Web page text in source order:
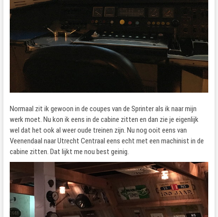
Normaal zit ik gewoon in de coupes van de Sprinter als ik naar mijn
werk moet. Nu kon ik eens in de cabine zitten en dan zie je eigenlijk
wel dat het ook al weer oude treinen zijn. Nu nog ooit eens van
Veenendaal naar Utrecht Centraal eens echt met een machinist in de
cabine zitten. Dat lijkt me nou best geinig.